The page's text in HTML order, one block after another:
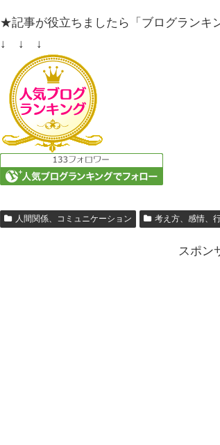
★記事が役立ちましたら「ブログランキ
↓ ↓ ↓
人間関係、コミュニケーション 考え方、感情、
スポン